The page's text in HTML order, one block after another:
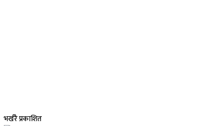
भर्खरै प्रकाशित